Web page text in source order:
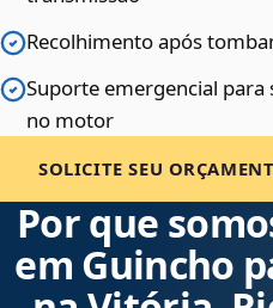
Recolhimento após
Suporte emergencial
no motor
SOLICITE SEU
Por que
em Guincho